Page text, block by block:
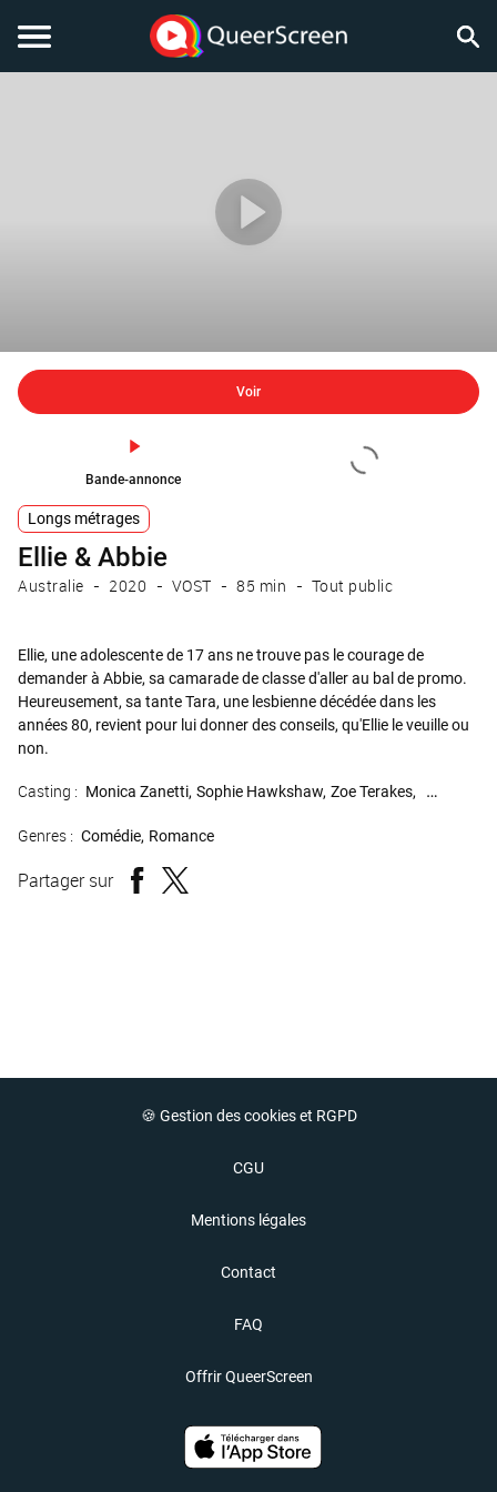
Voir
Bande-annonce
Longs métrages
Ellie & Abbie
Australie 2020 VOST 85 min Tout public
Ellie, une adolescente de 17 ans ne trouve pas le courage de
demander à Abbie, sa camarade de classe d'aller au bal de promo.
Heureusement, sa tante Tara, une lesbienne décédée dans les
années 80, revient pour lui donner des conseils, qu'Ellie le veuille ou
non.
Casting : Monica Zanetti Sophie Hawkshaw Zoe Terakes Rachel
Genres : Comédie Romance
Partager sur
🍪 Gestion des cookies et RGPD
CGU
Mentions légales
Contact
FAQ
Offrir QueerScreen